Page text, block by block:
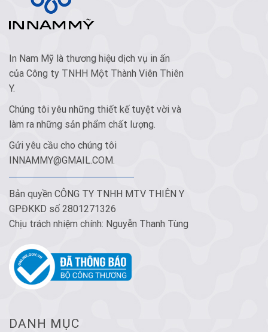
In Nam Mỹ là thương hiệu dịch vụ in ấn
của Công ty TNHH Một Thành Viên Thiên
Y.
Chúng tôi yêu những thiết kế tuyệt vời và
làm ra những sản phẩm chất lượng.
Gửi yêu cầu cho chúng tôi
INNAMMY@GMAIL.COM
Bản quyền CÔNG TY TNHH MTV THIÊN Y
GPĐKKD số 2801271326
Chịu trách nhiệm chính: Nguyễn Thanh Tùng
DANH MỤC